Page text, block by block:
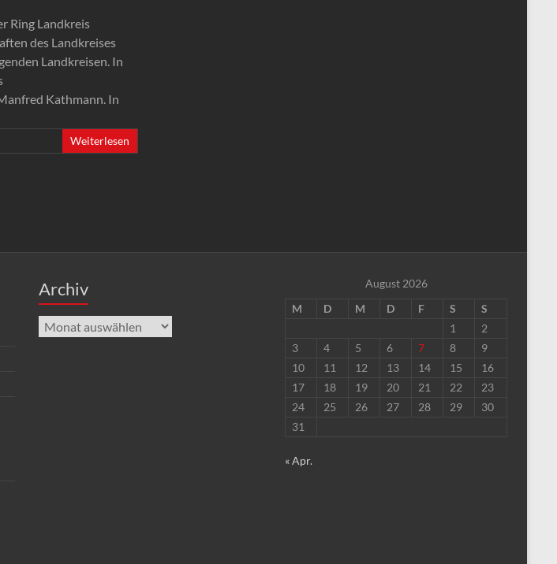
Ring Landkreis
des Landkreises
Landkreisen. In
Kathmann. In
Weiterlesen
Archiv
Archiv
August 2026
M
D M D F S
S
1
2
3
4 5 6 7 8
9
10
11 12 13 14 15
16
17
18 19 20 21 22
23
24
25 26 27 28 29
30
31
« Apr.